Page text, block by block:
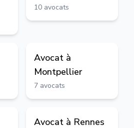
10 avocats
Avocat à
Montpellier
7 avocats
Avocat à Rennes